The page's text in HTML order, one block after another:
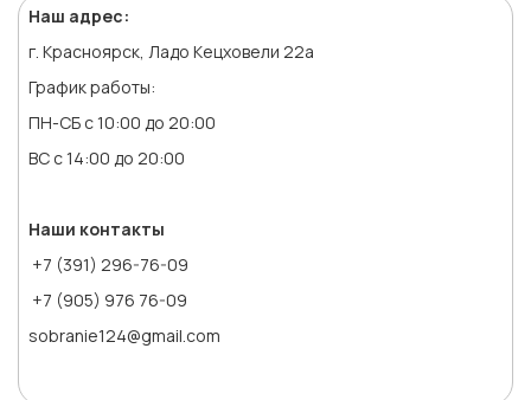
Наш адрес:
г. Красноярск, Ладо Кецховели 22а
График работы:
ПН-СБ с 10:00 до 20:00
ВС с 14:00 до 20:00
Наши контакты
+7 (391) 296-76-09
+7 (905) 976 76-09
sobranie124@gmail.com